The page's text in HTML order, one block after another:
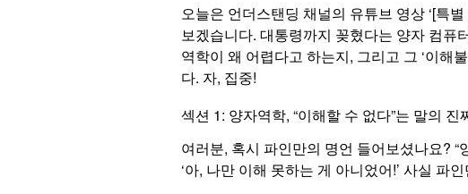
오늘은 언더스탠딩 채널의 유튜브 영상 ‘[특
보겠습니다. 대통령까지 꽂혔다는 양자 컴퓨
역학이 왜 어렵다고 하는지, 그리고 그 ‘이해
다. 자, 집중!
섹션 1: 양자역학, “이해할 수 없다”는 말의 진
여러분, 혹시 파인만의 명언 들어보셨나요?
‘아, 나만 이해 못하는 게 아니었어!’ 사실 파